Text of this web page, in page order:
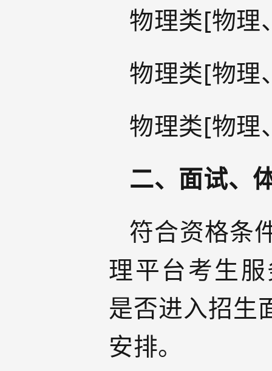
物理类[物理
物理类[物理
物理类[物理
二、面试、
符合资格条
理平台考生
是否进入招生
安排。